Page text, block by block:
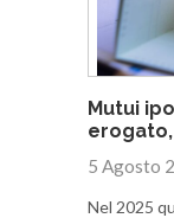
Mutui
5 Agosto
Nel 2025